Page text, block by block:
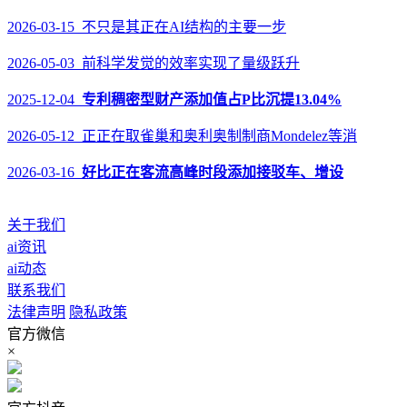
2026-03-15 不只是其正在AI结构的主要一步
2026-05-03 前科学发觉的效率实现了量级跃升
2025-12-04 专利稠密型财产添加值占P比沉提13.04%
2026-05-12 正正在取雀巢和奥利奥制制商Mondelez等消
2026-03-16 好比正在客流高峰时段添加接驳车、增设
关于我们
ai资讯
ai动态
联系我们
法律声明 隐私政策
官方微信
×